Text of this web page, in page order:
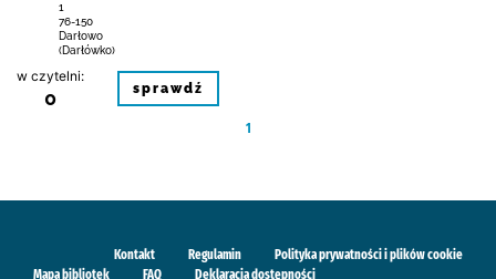
1
76-150
Darłowo
(Darłówko)
w czytelni:
0 sprawdź
1
Kontakt Regulamin
Polityka prywatności i plików cookie
Mapa bibliotek
FAQ Deklaracja dostępności